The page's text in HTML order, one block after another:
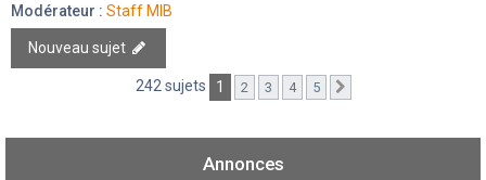
Modérateur : Staff MIB
Nouveau sujet
242 sujets 1 2 3 4 5
Annonces